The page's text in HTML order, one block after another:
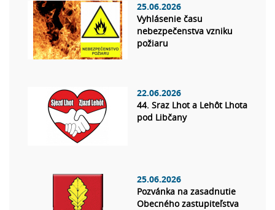
25.06.2026
Vyhlásenie času
nebezpečenstva vzniku
požiaru
22.06.2026
44. Sraz Lhot a Lehôt Lhota
pod Libčany
25.06.2026
Pozvánka na zasadnutie
Obecného zastupiteľstva